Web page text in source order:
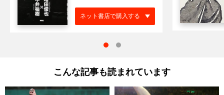
ネット書店で購入する
こんな記事も読まれています